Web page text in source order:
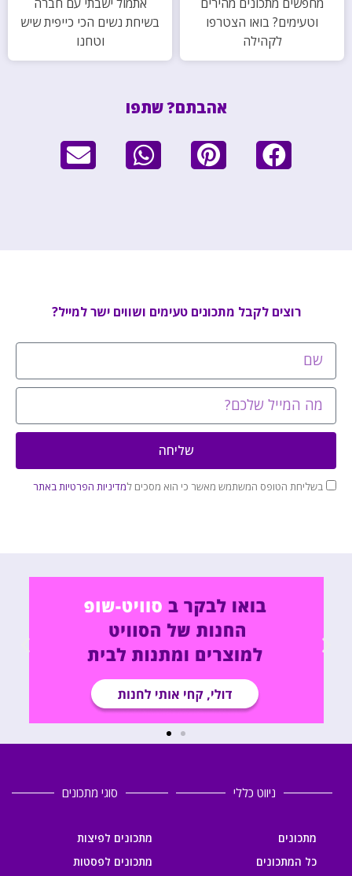
וטעימים? בואו הצטרפו
לקהילה
בשיחת נשים הכי כייפית שיש
וטחנו
אהבתם? שתפו
רוצים לקבל מתכונים טעימים ושווים ישר למייל?
בשליחת הטופס המשתמש מאשר כי הוא מסכים למדיניות הפרטיות באתר
שליחה
ניווט כללי
מתכונים
כל המתכונים
סוגי מתכונים
מתכונים לפיצות
מתכונים לפסטות